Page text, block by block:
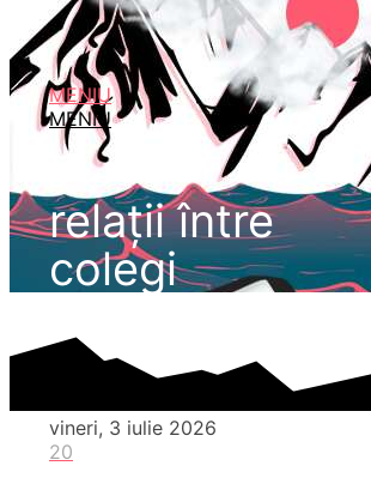
MENIU
MENIU
relații între
colegi
vineri, 3 iulie 2026
20